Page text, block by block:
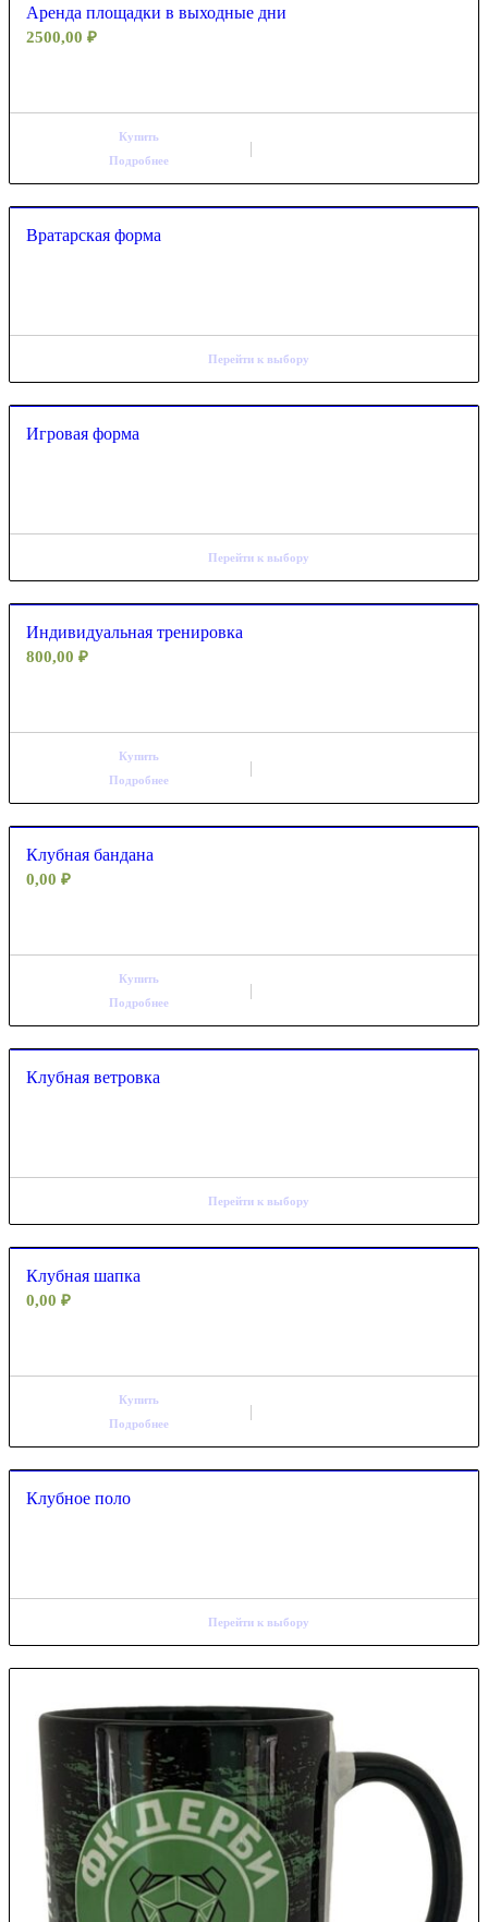
Аренда площадки в выходные дни
2500,00 ₽
Купить
Подробнее
Вратарская форма
Перейти к выбору
Игровая форма
Перейти к выбору
Индивидуальная тренировка
800,00 ₽
Купить
Подробнее
Клубная бандана
0,00 ₽
Купить
Подробнее
Клубная ветровка
Перейти к выбору
Клубная шапка
0,00 ₽
Купить
Подробнее
Клубное поло
Перейти к выбору